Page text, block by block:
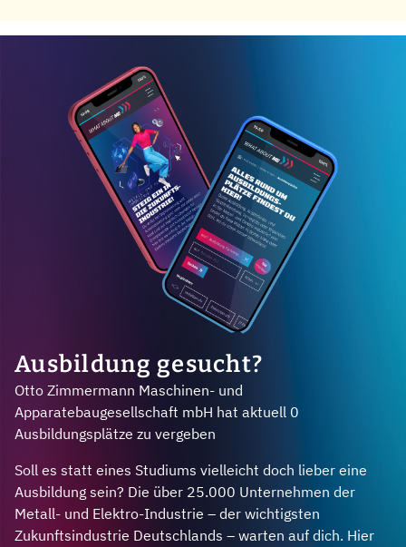
Ausbildung gesucht?
Otto Zimmermann Maschinen- und
Apparatebaugesellschaft mbH hat aktuell 0
Ausbildungsplätze zu vergeben
Soll es statt eines Studiums vielleicht doch lieber eine
Ausbildung sein? Die über 25.000 Unternehmen der
Metall- und Elektro-Industrie – der wichtigsten
Zukunftsindustrie Deutschlands – warten auf dich. Hier